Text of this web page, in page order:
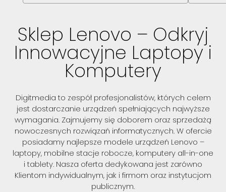
Sklep Lenovo – Odkryj
Innowacyjne Laptopy i
Komputery
Digitmedia to zespół profesjonalistów, których celem
jest dostarczanie urządzeń spełniających najwyższe
wymagania. Zajmujemy się doborem oraz sprzedażą
nowoczesnych rozwiązań informatycznych. W ofercie
posiadamy najlepsze modele urządzeń Lenovo –
laptopy, mobilne stacje robocze, komputery all-in-one
i tablety. Nasza oferta dedykowana jest zarówno
Klientom indywidualnym, jak i firmom oraz instytucjom
publicznym.